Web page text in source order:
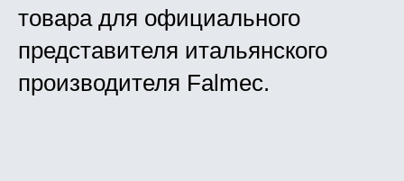
товара для официального
представителя итальянского
производителя Falmec.